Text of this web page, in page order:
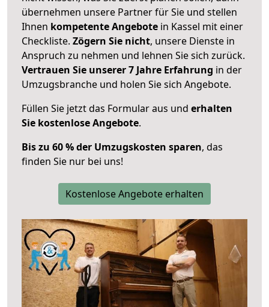
übernehmen unsere Partner für Sie und stellen
Ihnen kompetente Angebote in Kassel mit einer
Checkliste. Zögern Sie nicht, unsere Dienste in
Anspruch zu nehmen und lehnen Sie sich zurück.
Vertrauen Sie unserer 7 Jahre Erfahrung in der
Umzugsbranche und holen Sie sich Angebote.
Füllen Sie jetzt das Formular aus und erhalten
Sie kostenlose Angebote.
Bis zu 60 % der Umzugskosten sparen, das
finden Sie nur bei uns!
Kostenlose Angebote erhalten